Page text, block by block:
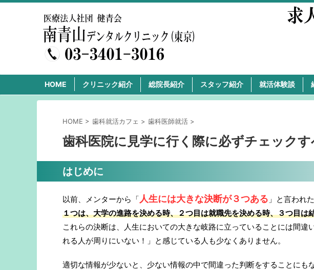
HOME クリニック紹介 総院長紹介 スタッフ紹介 就活体験談
HOME > 歯科就活カフェ > 歯科医師就活 >
歯科医院に見学に行く際に必ずチェック
はじめに
以前、メンターから「 人生には大きな決断が３つある 」と言われ
１つは、大学の進路を決める時、２つ目は就職先を決める時、３つ目は
これらの決断は、人生においての大きな岐路に立っていることには間
れる人が周りにいない！」と感じている人も少なくありません。
適切な情報が少ないと、少ない情報の中で間違った判断をすることにも